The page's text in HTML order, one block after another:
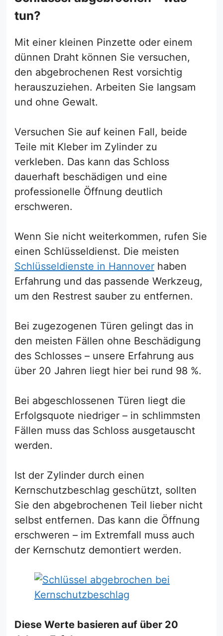
tun?
Mit einer kleinen Pinzette oder einem
dünnen Draht können Sie versuchen,
den abgebrochenen Rest vorsichtig
herauszuziehen. Arbeiten Sie langsam
und ohne Gewalt.
Versuchen Sie auf keinen Fall, beide
Teile mit Kleber im Zylinder zu
verkleben. Das kann das Schloss
dauerhaft beschädigen und eine
professionelle Öffnung deutlich
erschweren.
Wenn Sie nicht weiterkommen, rufen Sie
einen Schlüsseldienst. Die meisten
Schlüsseldienste in Hannover haben
Erfahrung und das passende Werkzeug,
um den Restrest sauber zu entfernen.
Bei zugezogenen Türen gelingt das in
den meisten Fällen ohne Beschädigung
des Schlosses – unsere Erfahrung aus
über 20 Jahren liegt hier bei rund 98 %.
Bei abgeschlossenen Türen liegt die
Erfolgsquote niedriger – in schlimmsten
Fällen muss das Schloss ausgetauscht
werden.
Ist der Zylinder durch einen
Kernschutzbeschlag geschützt, sollten
Sie den abgebrochenen Teil lieber nicht
selbst entfernen. Das kann die Öffnung
erschweren – im Extremfall muss auch
der Kernschutz demontiert werden.
Diese Werte basieren auf über 20